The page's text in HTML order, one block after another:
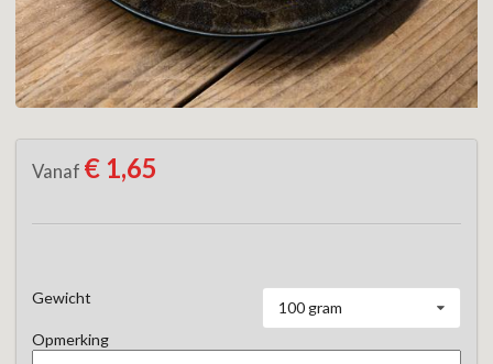
Vanaf € 1,65
Gewicht
100 gram
Opmerking